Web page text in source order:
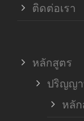
ติดต่อเรา
หลักสูตร
ปริญญ
หลั